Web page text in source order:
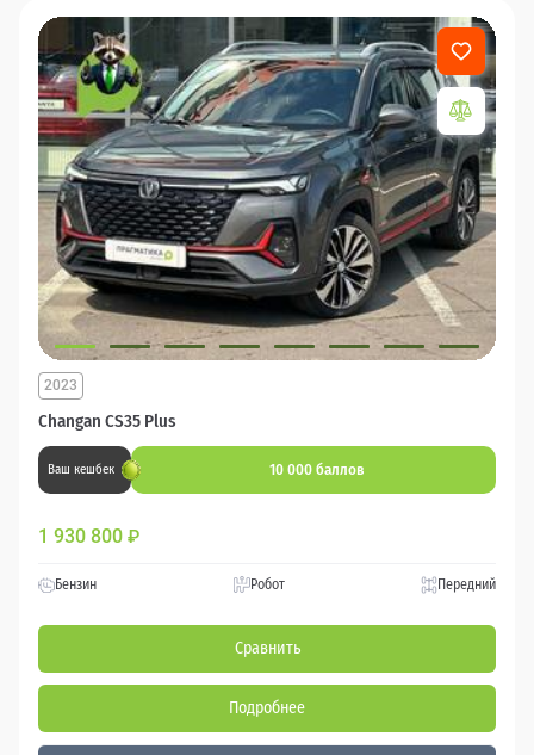
Changan CS35 Plus
2023
Ваш кешбек 10 000 баллов
1 930 800 ₽
Бензин Робот Передний
Сравнить
Подробнее